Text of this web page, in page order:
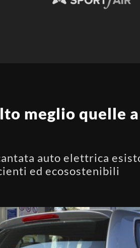
meglio quelle
auto elettrica
ed ecosostenibili